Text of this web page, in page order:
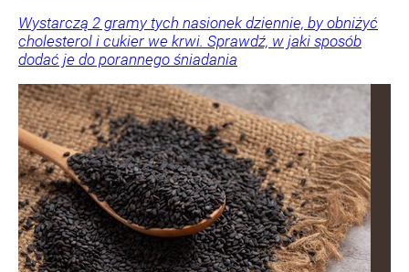
Wystarczą 2 gramy tych nasionek dziennie, by obniżyć
cholesterol i cukier we krwi. Sprawdź, w jaki sposób
dodać je do porannego śniadania